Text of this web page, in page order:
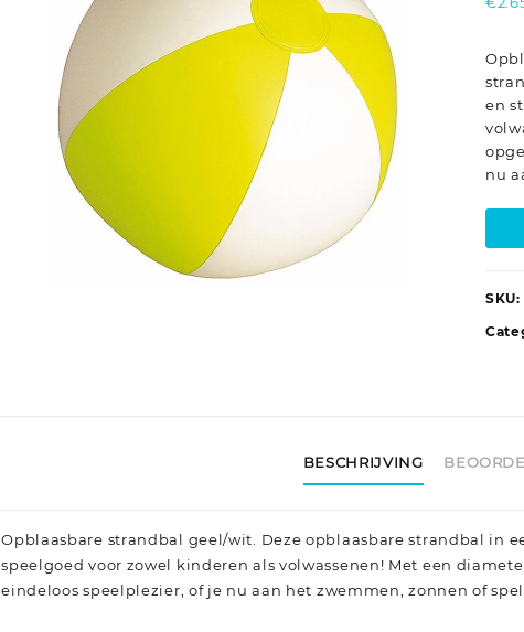
en
nu
SKU:
BESCHRIJVING
Opblaasbare strandbal geel/wit. Deze opblaasbare strandbal in
speelgoed voor zowel kinderen als volwassenen! Met een
eindeloos speelplezier, of je nu aan het zwemmen, zonnen of